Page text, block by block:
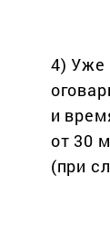
4) Уже
и
от 30
(при